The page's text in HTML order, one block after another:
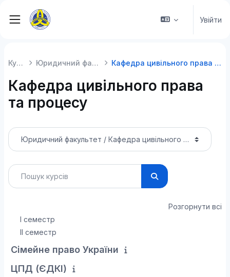
Бокова панель
Увійти
Курси Юридичний факультет Кафедра цивільного права та процесу
Кафедра цивільного права
та процесу
Категорії курсів
Пошук курсів
Пошук курсів
Розгорнути всі
І семестр
ІІ семестр
Сімейне право України
ЦПД (ЄДКІ)